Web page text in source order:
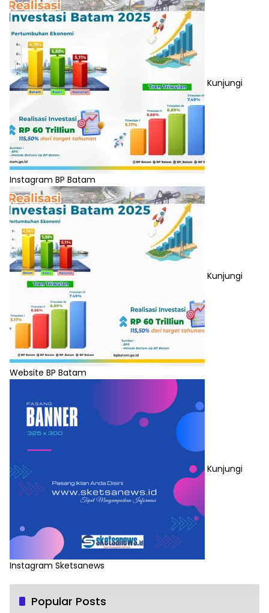
Kunjungi
Instagram BP Batam
Kunjungi
Website BP Batam
Kunjungi
Instagram Sketsanews
Popular Posts